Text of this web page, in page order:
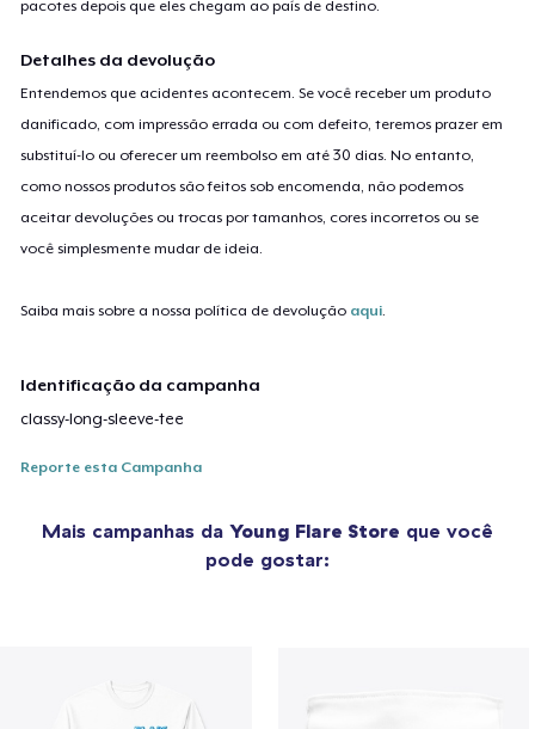
pacotes depois que eles chegam ao país de destino.
Detalhes da devolução
Entendemos que acidentes acontecem. Se você receber um produto
danificado, com impressão errada ou com defeito, teremos prazer em
substituí-lo ou oferecer um reembolso em até 30 dias. No entanto,
como nossos produtos são feitos sob encomenda, não podemos
aceitar devoluções ou trocas por tamanhos, cores incorretos ou se
você simplesmente mudar de ideia.
Saiba mais sobre a nossa política de devolução aqui
Identificação da campanha
classy-long-sleeve-tee
Reporte esta Campanha
Mais campanhas da Young Flare Store que você
pode gostar: